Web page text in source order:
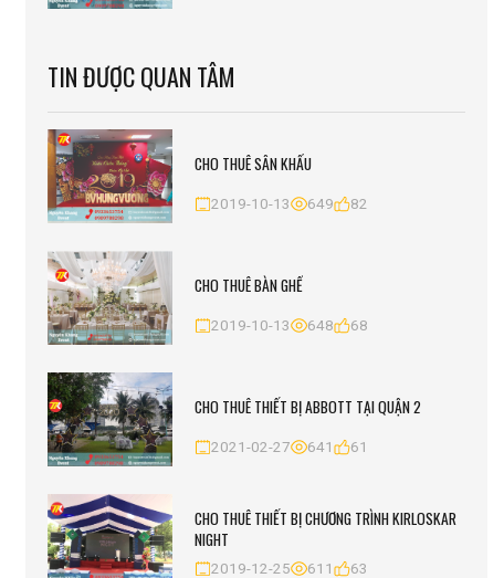
TIN ĐƯỢC QUAN TÂM
CHO THUÊ SÂN KHẤU
2019-10-13 649 82
CHO THUÊ BÀN GHẾ
2019-10-13 648 68
CHO THUÊ THIẾT BỊ ABBOTT TẠI QUẬN 2
2021-02-27 641 61
CHO THUÊ THIẾT BỊ CHƯƠNG TRÌNH KIRLOSKAR
NIGHT
2019-12-25 611 63